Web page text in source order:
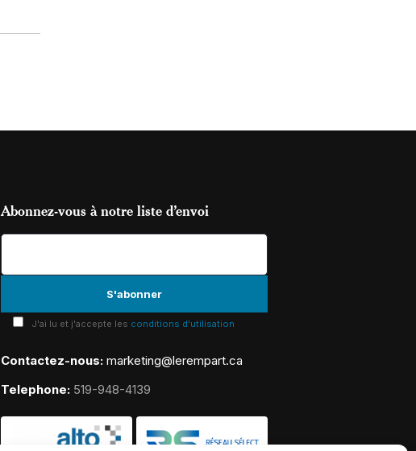
Abonnez-vous à notre liste d’envoi
J'ai lu et j'accepte les conditions d'utilisation
Contactez-nous: marketing@lerempart.ca
Telephone: 519-948-4139